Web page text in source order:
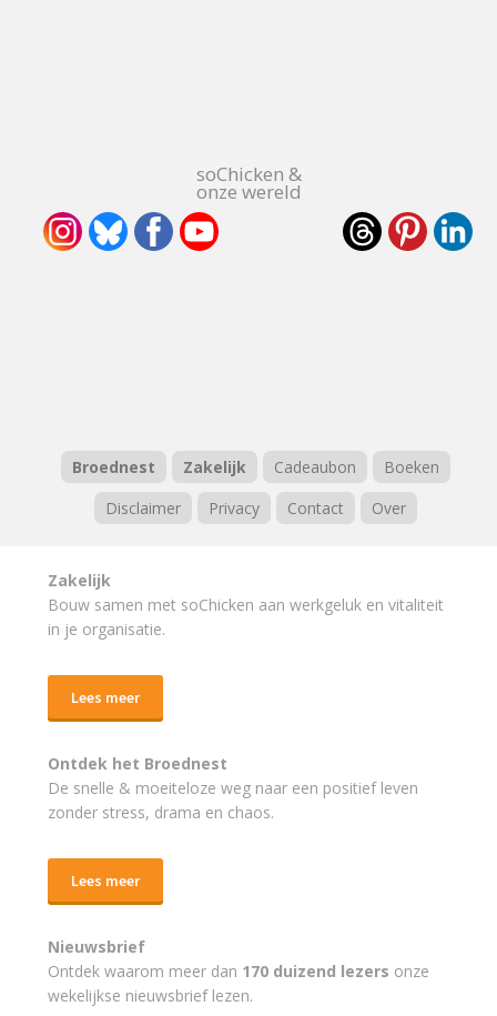
soChicken &
onze wereld
Broednest Zakelijk Cadeaubon
Boeken
Disclaimer
Privacy Contact Over
Zakelijk
Bouw samen met soChicken aan werkgeluk en vitaliteit
in je organisatie.
Lees meer
Ontdek het Broednest
De snelle & moeiteloze weg naar een positief leven
zonder stress, drama en chaos.
Lees meer
Nieuwsbrief
Ontdek waarom meer dan 170 duizend lezers onze
wekelijkse nieuwsbrief lezen.